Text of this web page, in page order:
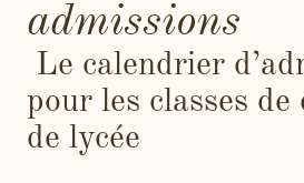
admissions
Le calendrier
pour les classes de
de lycée